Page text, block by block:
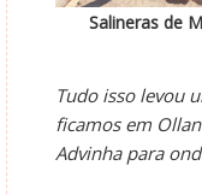
Salineras de
Tudo isso levou
ficamos em
Advinha para